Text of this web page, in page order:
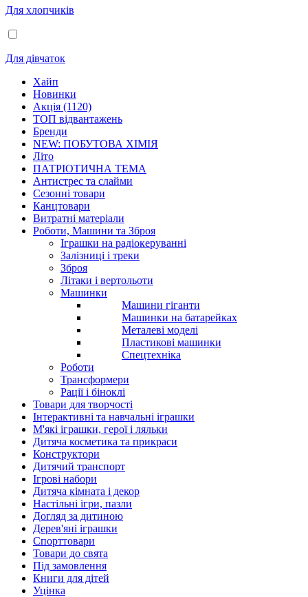
Для хлопчиків
Для дівчаток
Хайп
Новинки
Акція (1120)
ТОП відвантажень
Бренди
NEW: ПОБУТОВА ХІМІЯ
Літо
ПАТРІОТИЧНА ТЕМА
Антистрес та слайми
Сезонні товари
Канцтовари
Витратні матеріали
Роботи, Машини та Зброя
Іграшки на радіокеруванні
Залізниці і треки
Зброя
Літаки і вертольоти
Машинки
Машини гіганти
Машинки на батарейках
Металеві моделі
Пластикові машинки
Спецтехніка
Роботи
Трансформери
Рації і біноклі
Товари для творчості
Інтерактивні та навчальні іграшки
М'які іграшки, герої і ляльки
Дитяча косметика та прикраси
Конструктори
Дитячий транспорт
Ігрові набори
Дитяча кімната і декор
Настільні ігри, пазли
Догляд за дитиною
Дерев'яні іграшки
Спорттовари
Товари до свята
Під замовлення
Книги для дітей
Уцінка